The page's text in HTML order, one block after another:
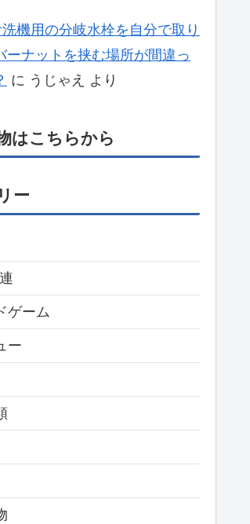
洗機用の分岐水栓を自分で取り
ーナットを挟む場所が間違っ
に うじゃえ より
はこちらから
ー
ゲーム
ー